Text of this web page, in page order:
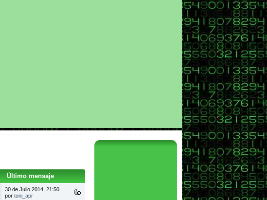
Último mensaje
30 de Julio 2014, 21:50
por toni_apr